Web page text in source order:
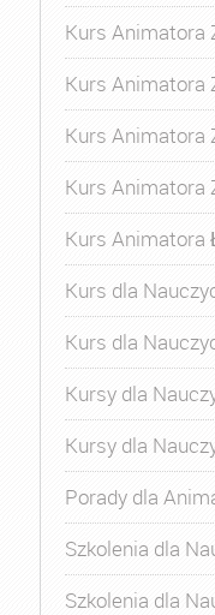
Kurs Animatora
Kurs Animatora
Kurs Animatora
Kurs Animatora
Kurs Animatora
Kurs dla
Kurs dla
Kursy dla
Kursy dla
Porady dla
Szkolenia dla
Szkolenia dla